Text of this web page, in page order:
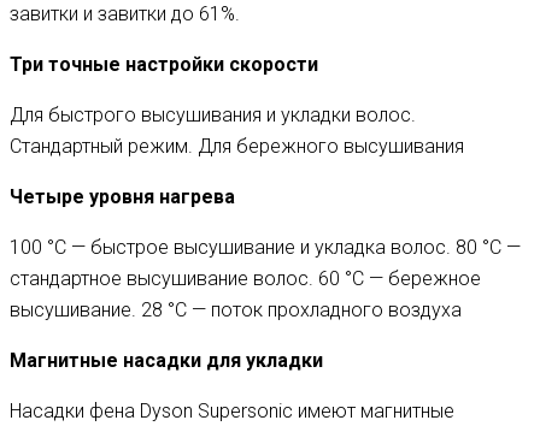
завитки и завитки до 61%.
Три точные настройки скорости
Для быстрого высушивания и укладки волос.
Стандартный режим. Для бережного высушивания
Четыре уровня нагрева
100 °C — быстрое высушивание и укладка волос. 80 °C —
стандартное высушивание волос. 60 °C — бережное
высушивание. 28 °C — поток прохладного воздуха
Магнитные насадки для укладки
Насадки фена Dyson Supersonic имеют магнитные